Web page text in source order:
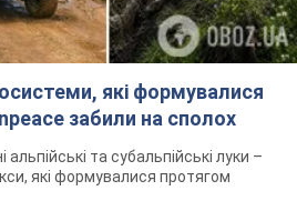
прогноз, коли
з дитинства?"